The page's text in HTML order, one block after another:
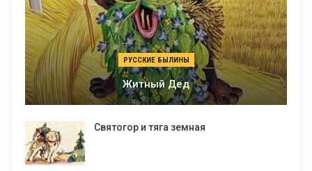
РУССКИЕ БЫЛИНЫ
Житный Дед
Святогор и тяга земная